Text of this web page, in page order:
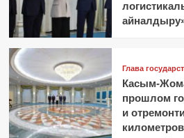
Глава
Касым-
прошлом
и